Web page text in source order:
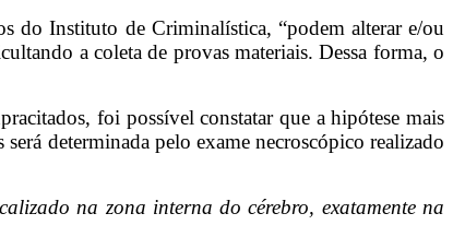
do Instituto de Criminalística, “podem alterar e/ou
a coleta de provas materiais. Dessa forma, o
foi possível constatar que a hipótese mais
determinada pelo exame necroscópico realizado
na zona interna do cérebro, exatamente na